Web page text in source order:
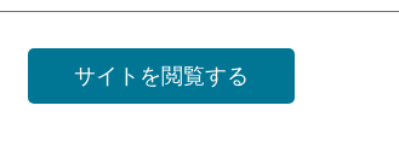
サイトを閲覧する